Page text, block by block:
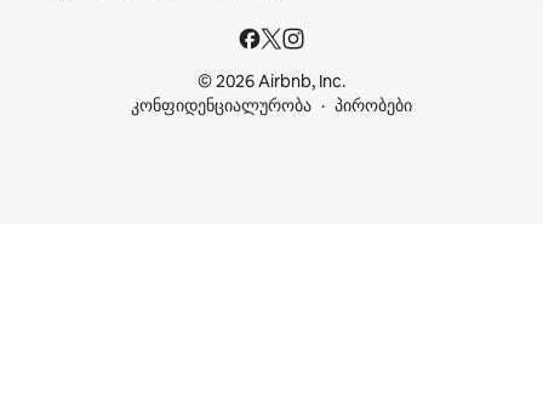
© 2026 Airbnb, Inc.
კონფიდენციალურობა
პირობები